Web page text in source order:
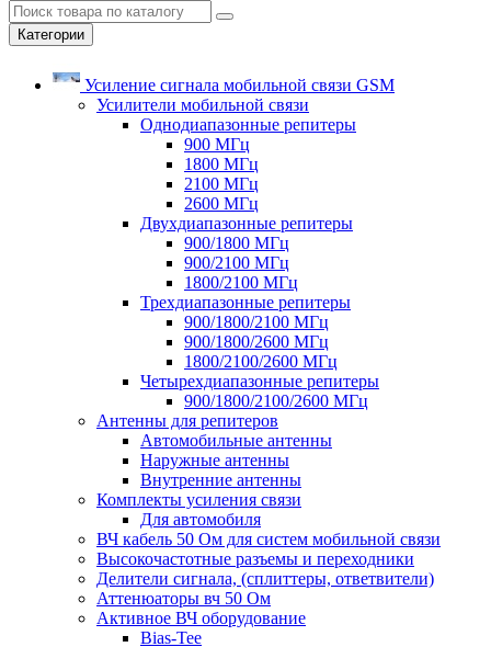
Категории
Усиление сигнала мобильной связи GSM
Усилители мобильной связи
Однодиапазонные репитеры
900 МГц
1800 МГц
2100 МГц
2600 МГц
Двухдиапазонные репитеры
900/1800 МГц
900/2100 МГц
1800/2100 МГц
Трехдиапазонные репитеры
900/1800/2100 МГц
900/1800/2600 МГц
1800/2100/2600 МГц
Четырехдиапазонные репитеры
900/1800/2100/2600 МГц
Антенны для репитеров
Автомобильные антенны
Наружные антенны
Внутренние антенны
Комплекты усиления связи
Для автомобиля
ВЧ кабель 50 Ом для систем мобильной связи
Высокочастотные разъемы и переходники
Делители сигнала, (сплиттеры, ответвители)
Аттенюаторы вч 50 Ом
Активное ВЧ оборудование
Bias-Tee